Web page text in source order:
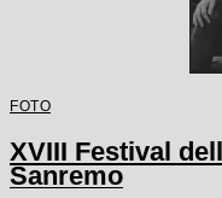
FOTO
XVIII Festival
Sanremo